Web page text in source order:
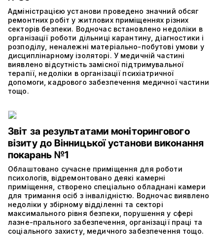
Адміністрацією установи проведено значний обсяг
ремонтних робіт у житлових приміщеннях різних
секторів безпеки. Водночас встановлено недоліки в
організації роботи дільниці карантину, діагностики і
розподілу, неналежні матеріально-побутові умови у
дисциплінарному ізоляторі. У медичній частині
виявлено відсутність замісної підтримувальної
терапії, недоліки в організації психіатричної
допомоги, кадрового забезпечення медичної частини
тощо.
Звіт за результатами моніторингового
візиту до Вінницької установи виконання
покарань №1
Облаштовано сучасне приміщення для роботи
психологів, відремонтовано деякі камерні
приміщення, створено спеціально обладнані камери
для тримання осіб з інвалідністю. Водночас виявлено
недоліки у збірному відділенні та секторі
максимального рівня безпеки, порушення у сфері
лазне-прального забезпечення, організації праці та
соціального захисту, медичного забезпечення тощо.